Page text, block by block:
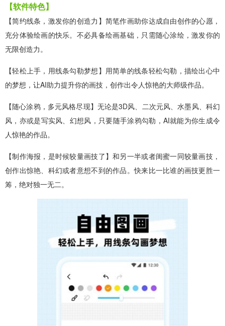
【软件特色】
【简约线条，激发你的创造力】简笔作画助你达成自由创作的心愿，
充分体验绘画的快乐。不必具备绘画基础，只需随心涂绘，激发你的
无限创造力。
【轻松上手，用线条勾勒梦想】用简单的线条轻松勾勒，描绘出心中
的梦想，让AI助力提升你的画技，创作出令人惊艳的大师级作品。
【随心涂鸦，多元风格尽现】无论是3D风、二次元风、水墨风、科幻
风，亦或是写实风、幻想风，只要随手涂鸦勾勒，AI就能为你生成令
人惊艳的作品。
【制作海报，是时候较量画技了】和另一半或者闺蜜一同较量画技，
创作出惊艳、科幻或者意想不到的作品。快来比一比谁的画技更胜一
筹，绝对独一无二。